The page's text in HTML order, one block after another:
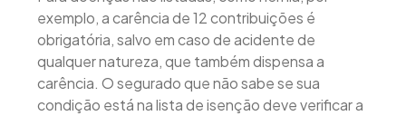
exemplo, a carência de 12 contribuições é
obrigatória, salvo em caso de acidente de
qualquer natureza, que também dispensa a
carência. O segurado que não sabe se sua
condição está na lista de isenção deve verificar a